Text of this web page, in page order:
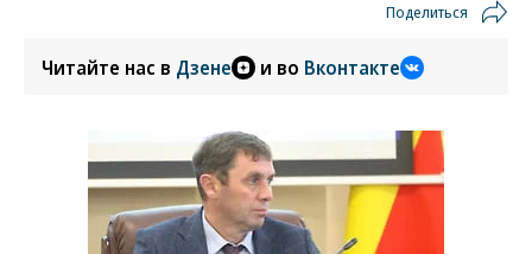
Поделиться
Читайте нас в Дзене и во Вконтакте